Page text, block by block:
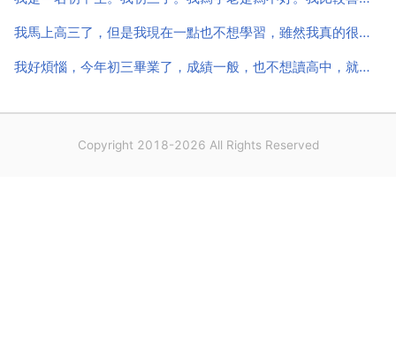
我馬上高三了，但是我現在一點也不想學習，雖然我真的很拼命的學，但是成績還是很差
我好煩惱，今年初三畢業了，成績一般，也不想讀高中，就去職校想學些電腦技術，爸媽都是五六十年代的
Copyright 2018-2026 All Rights Reserved